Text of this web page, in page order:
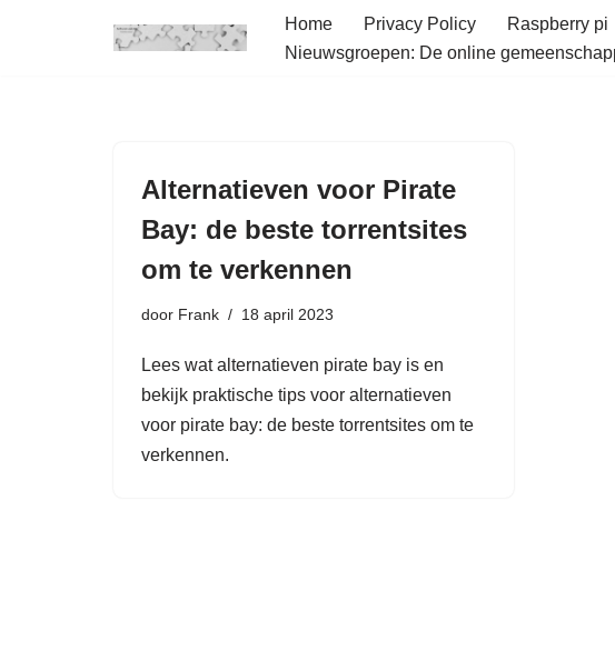
Home Privacy Policy Raspberry pi
Nieuwsgroepen: De online
Alternatieven voor Pirate
Bay: de beste torrentsites
om te verkennen
door Frank 18 april 2023
Lees wat alternatieven pirate bay is en
bekijk praktische tips voor alternatieven
voor pirate bay: de beste torrentsites om te
verkennen.